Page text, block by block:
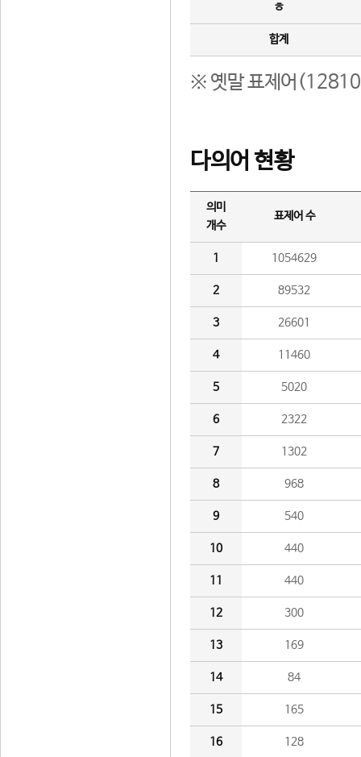
ㅎ
합계
※ 옛말 표제어(12810
다의어 현황
의미
개수
표제어 수
1 1054629
2 89532
3 26601
4 11460
5 5020
6 2322
7 1302
8 968
9 540
10 440
11 440
12 300
13 169
14 84
15 165
16 128